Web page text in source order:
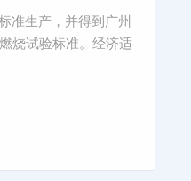
准生产，并得到广州
烧试验标准。经济适